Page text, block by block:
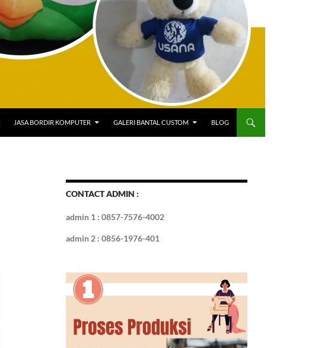
JASA BORDIR KOMPUTER GALERI BANTAL CUSTOM BLOG
CONTACT ADMIN :
admin 1 : 0857-7576-4002
admin 2 : 0856-1976-401